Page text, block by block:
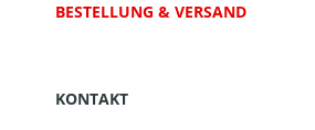
BESTELLUNG & VERSAND
KONTAKT